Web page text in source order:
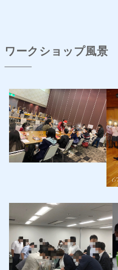
ワークショップ風景